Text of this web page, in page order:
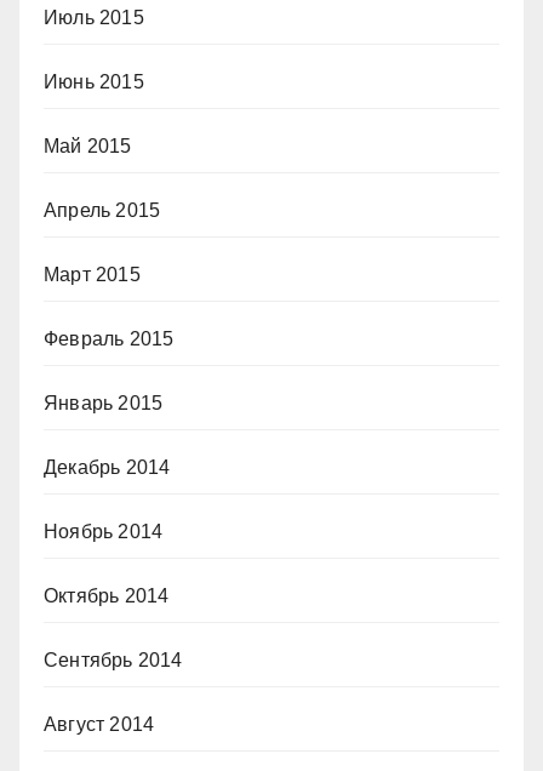
Июль 2015
Июнь 2015
Май 2015
Апрель 2015
Март 2015
Февраль 2015
Январь 2015
Декабрь 2014
Ноябрь 2014
Октябрь 2014
Сентябрь 2014
Август 2014